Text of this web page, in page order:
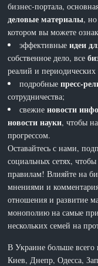
бизнес-портала,
деловые материалы,
котором вы можете
эффективныеидеи
собственное дело, все
реалий и
подробныепресс-
сотрудничества;
свежиеновости
новости науки, чтобы
прогрессом.
Оставайтесь с нами,
социальных сетях,
правилам! Влияйте на
мнениями и
отношения и развитие
монополию на самые
нескольких семей на
В Украине больше всего
Киев, Днепр, Одесса,